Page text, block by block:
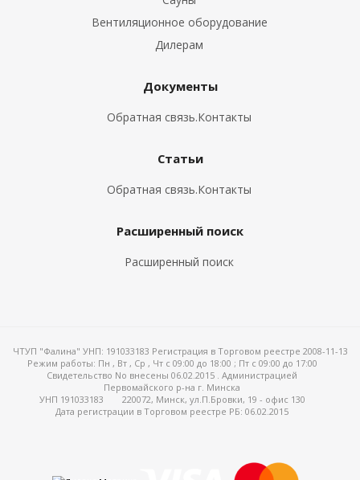
Вентиляционное оборудование
Дилерам
Документы
Обратная связь.Контакты
Статьи
Обратная связь.Контакты
Расширенный поиск
Расширенный поиск
ЧТУП "Фалина" УНП: 191033183 Регистрация в Торговом реестре 2008-11-13
Режим работы: Пн , Вт , Ср , Чт c 09:00 до 18:00 ; Пт c 09:00 до 17:00
Свидетельство No внесены 06.02.2015 . Администрацией
Первомайского р-на г. Минска
УНП 191033183
220072, Минск, ул.П.Бровки, 19 - офис 130
Дата регистрации в Торговом реестре РБ: 06.02.2015